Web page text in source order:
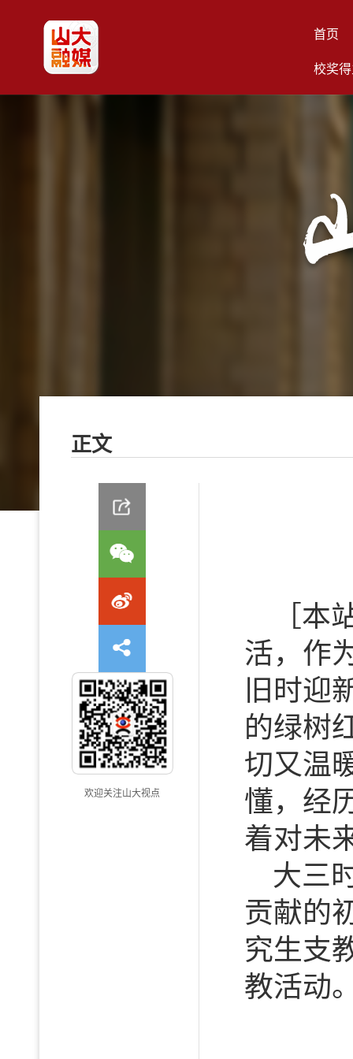
首页
校奖
正文
欢迎关注山大视点
［本
活，作
旧时迎
的绿树
切又温
懂，经
着对未
大三
贡献的
究生支
教活动